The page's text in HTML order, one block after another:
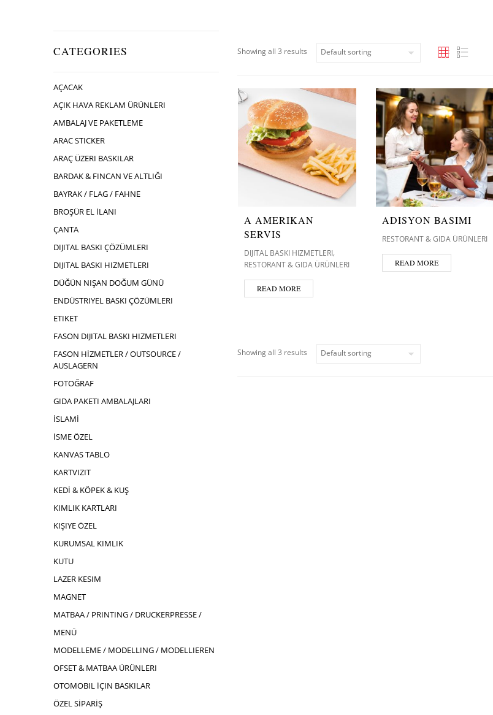
CATEGORIES
AÇACAK
AÇIK HAVA REKLAM ÜRÜNLERI
AMBALAJ VE PAKETLEME
ARAC STICKER
ARAÇ ÜZERI BASKILAR
BARDAK & FINCAN VE ALTLIĞI
BAYRAK / FLAG / FAHNE
BROŞÜR EL İLANI
ÇANTA
DIJITAL BASKI ÇÖZÜMLERI
DIJITAL BASKI HIZMETLERI
DÜĞÜN NIŞAN DOĞUM GÜNÜ
ENDÜSTRIYEL BASKI ÇÖZÜMLERI
ETIKET
FASON DIJITAL BASKI HIZMETLERI
FASON HİZMETLER / OUTSOURCE /
AUSLAGERN
FOTOĞRAF
GIDA PAKETI AMBALAJLARI
İSLAMİ
İSME ÖZEL
KANVAS TABLO
KARTVIZIT
KEDİ & KÖPEK & KUŞ
KIMLIK KARTLARI
KIŞIYE ÖZEL
KURUMSAL KIMLIK
KUTU
LAZER KESIM
MAGNET
MATBAA / PRINTING / DRUCKERPRESSE /
MENÜ
MODELLEME / MODELLING / MODELLIEREN
OFSET & MATBAA ÜRÜNLERI
OTOMOBIL İÇIN BASKILAR
ÖZEL SİPARİŞ
Showing all 3 results
A AMERIKAN
SERVIS
DIJITAL BASKI HIZMETLERI,
RESTORANT & GIDA ÜRÜNLERI
READ MORE
ADISYON BASIMI
RESTORANT & GIDA ÜRÜNLERI
READ MORE
Showing all 3 results